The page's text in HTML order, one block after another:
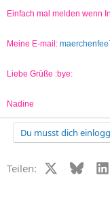
Einfach mal melden wenn
Meine E-mail:
Liebe Grüße :bye:
Nadine
Du musst dich
Teilen: X (Twitter)